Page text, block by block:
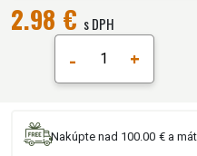
2.98 € s DPH
- +
Nakúpte nad 100.00 € a